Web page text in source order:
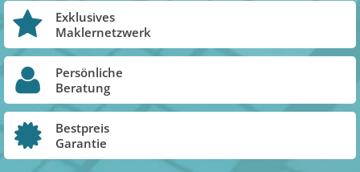
Exklusives
Maklernetzwerk
Persönliche
Beratung
Bestpreis
Garantie